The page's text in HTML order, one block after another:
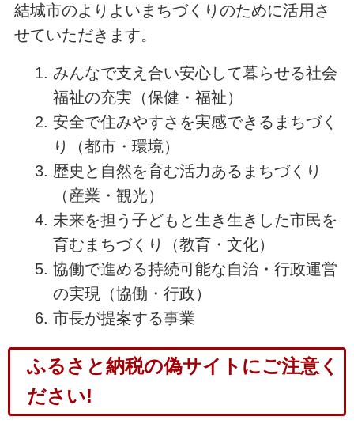
結城市のよりよいまちづくりのために活用さ
せていただきます。
みんなで支え合い安心して暮らせる社会
福祉の充実（保健・福祉）
安全で住みやすさを実感できるまちづく
り（都市・環境）
歴史と自然を育む活力あるまちづくり
（産業・観光）
未来を担う子どもと生き生きした市民を
育むまちづくり（教育・文化）
協働で進める持続可能な自治・行政運営
の実現（協働・行政）
市長が提案する事業
ふるさと納税の偽サイトにご注意く
ださい!